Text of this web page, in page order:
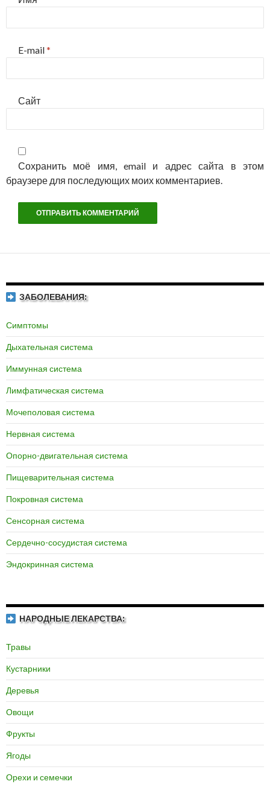
E-mail*
Сайт
Сохранить моё имя, email и адрес сайта в этом
браузере для последующих моих комментариев.
ЗАБОЛЕВАНИЯ:
Симптомы
Дыхательная система
Иммунная система
Лимфатическая система
Мочеполовая система
Нервная система
Опорно-двигательная система
Пищеварительная система
Покровная система
Сенсорная система
Сердечно-сосудистая система
Эндокринная система
НАРОДНЫЕ ЛЕКАРСТВА:
Травы
Кустарники
Деревья
Овощи
Фрукты
Ягоды
Орехи и семечки